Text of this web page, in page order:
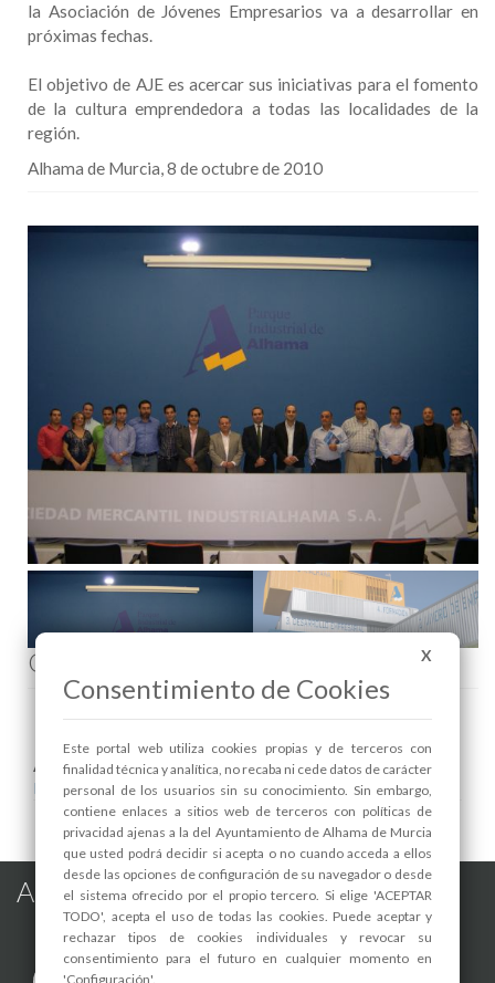
la Asociación de Jóvenes Empresarios va a desarrollar en
próximas fechas.
El objetivo de AJE es acercar sus iniciativas para el fomento
de la cultura emprendedora a todas las localidades de la
región.
Alhama de Murcia, 8 de octubre de 2010
Comenta esta noticia en Facebook
Areas relacionadas:
Industria
Alhama de Murcia en las Redes
X
Consentimiento de Cookies
Este portal web utiliza cookies propias y de terceros con
finalidad técnica y analítica, no recaba ni cede datos de carácter
personal de los usuarios sin su conocimiento. Sin embargo,
contiene enlaces a sitios web de terceros con políticas de
privacidad ajenas a la del Ayuntamiento de Alhama de Murcia
que usted podrá decidir si acepta o no cuando acceda a ellos
desde las opciones de configuración de su navegador o desde
el sistema ofrecido por el propio tercero. Si elige 'ACEPTAR
TODO', acepta el uso de todas las cookies. Puede aceptar y
rechazar tipos de cookies individuales y revocar su
consentimiento para el futuro en cualquier momento en
'Configuración'.